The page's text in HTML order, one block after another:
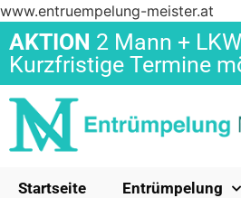
www.entruempelung-meister.at
AKTION 2 Mann +
Kurzfristige Termine
Startseite Entrümpelung